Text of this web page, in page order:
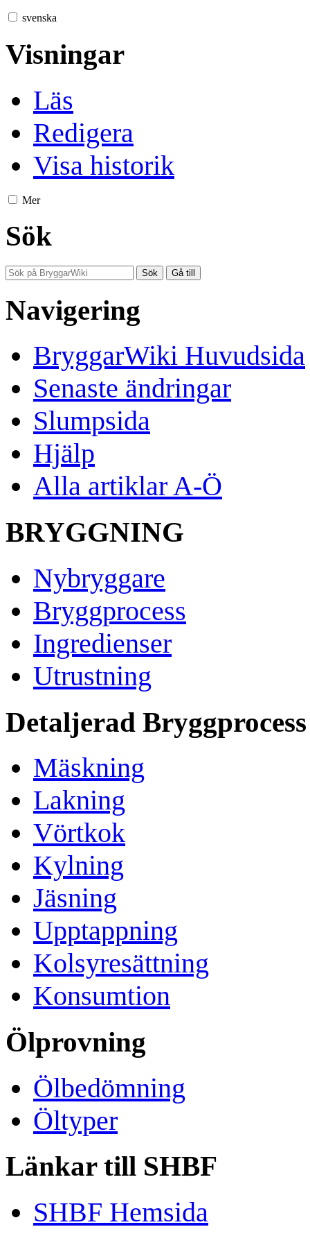
svenska
Visningar
Läs
Redigera
Visa historik
Mer
Sök
Navigering
BryggarWiki Huvudsida
Senaste ändringar
Slumpsida
Hjälp
Alla artiklar A-Ö
BRYGGNING
Nybryggare
Bryggprocess
Ingredienser
Utrustning
Detaljerad Bryggprocess
Mäskning
Lakning
Vörtkok
Kylning
Jäsning
Upptappning
Kolsyresättning
Konsumtion
Ölprovning
Ölbedömning
Öltyper
Länkar till SHBF
SHBF Hemsida